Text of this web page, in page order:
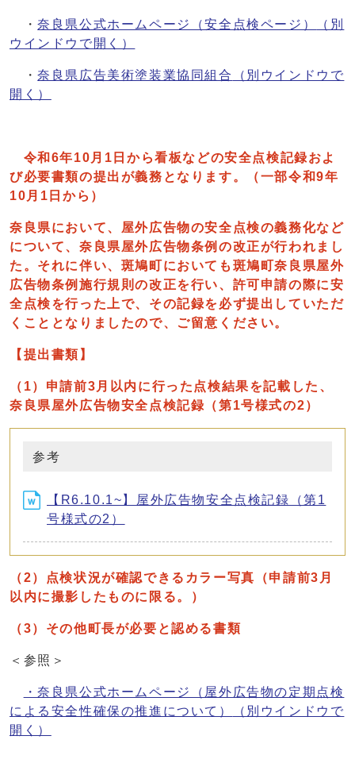
・奈良県公式ホームページ（安全点検ページ）
（別
ウインドウで開く）
・奈良県広告美術塗装業協同組合
（別ウインドウで
開く）
令和6年10月1日から看板などの安全点検記録およ
び必要書類の提出が義務となります。（一部令和9年
10月1日から）
奈良県において、屋外広告物の安全点検の義務化など
について、奈良県屋外広告物条例の改正が行われまし
た。それに伴い、斑鳩町においても斑鳩町奈良県屋外
広告物条例施行規則の改正を行い、許可申請の際に安
全点検を行った上で、その記録を必ず提出していただ
くこととなりましたので、ご留意ください。
【提出書類】
（1）申請前3月以内に行った点検結果を記載した、
奈良県屋外広告物安全点検記録（第1号様式の2）
参考
【R6.10.1~】屋外広告物安全点検記録（第1
号様式の2）
（2）点検状況が確認できるカラー写真（申請前3月
以内に撮影したものに限る。）
（3）その他町長が必要と認める書類
＜参照＞
・奈良県公式ホームページ（屋外広告物の定期点検
による安全性確保の推進について）
（別ウインドウで
開く）